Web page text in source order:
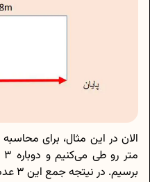
برسیم. در نیتجه جمع این 3 عدد میشه اندازه مسافت که 14 متره.